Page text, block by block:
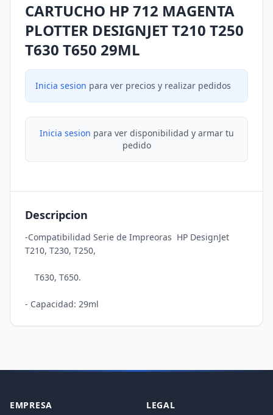
CARTUCHO HP 712 MAGENTA
PLOTTER DESIGNJET T210 T250
T630 T650 29ML
Inicia sesion para ver precios y realizar pedidos
Inicia sesion para ver disponibilidad y armar tu
pedido
Descripcion
-Compatibilidad Serie de Impreoras  HP DesignJet
T210, T230, T250,
EMPRESA
LEGAL